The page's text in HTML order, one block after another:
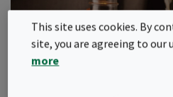
This site uses cookies. By
site, you are agreeing to our
more